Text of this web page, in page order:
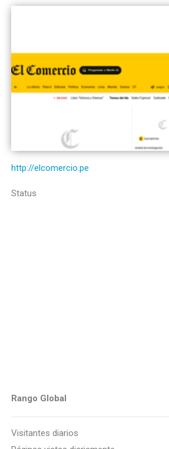
http://elcomercio.pe
Status
Rango Global
Visitantes diarios